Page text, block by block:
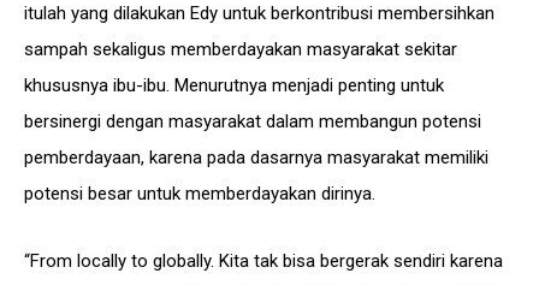
itulah yang dilakukan Edy untuk berkontribusi membersihkan
sampah sekaligus memberdayakan masyarakat sekitar
khususnya ibu-ibu. Menurutnya menjadi penting untuk
bersinergi dengan masyarakat dalam membangun potensi
pemberdayaan, karena pada dasarnya masyarakat memiliki
potensi besar untuk memberdayakan dirinya.
“From locally to globally. Kita tak bisa bergerak sendiri karena